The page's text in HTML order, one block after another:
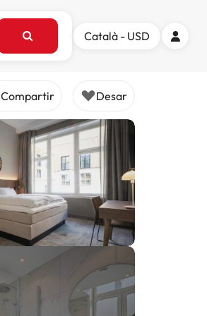
Català - USD
Compartir Desar